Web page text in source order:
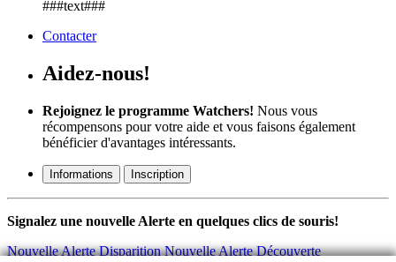
###text###
Contacter
Aidez-nous!
Rejoignez le programme Watchers! Nous vous
récompensons pour votre aide et vous faisons également
bénéficier d'avantages intéressants.
Informations Inscription
Signalez une nouvelle Alerte en quelques clics de souris!
Nouvelle Alerte DisparitionNouvelle Alerte Découverte